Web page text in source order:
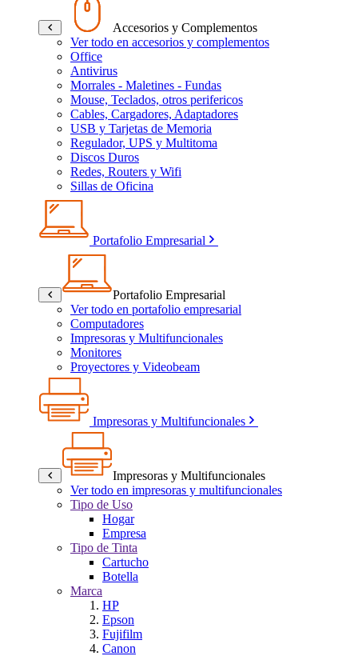
Accesorios y Complementos
Ver todo en accesorios y complementos
Office
Antivirus
Morrales - Maletines - Fundas
Mouse, Teclados, otros perifericos
Cables, Cargadores, Adaptadores
USB y Tarjetas de Memoria
Regulador, UPS y Multitoma
Discos Duros
Redes, Routers y Wifi
Sillas de Oficina
Portafolio Empresarial
Portafolio Empresarial
Ver todo en portafolio empresarial
Computadores
Impresoras y Multifuncionales
Monitores
Proyectores y Videobeam
Impresoras y Multifuncionales
Impresoras y Multifuncionales
Ver todo en impresoras y multifuncionales
Tipo de Uso
Hogar
Empresa
Tipo de Tinta
Cartucho
Botella
Marca
HP
Epson
Fujifilm
Canon